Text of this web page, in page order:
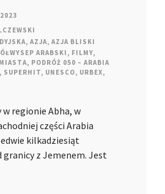
, AZJA, AZJA BLISKI
ARABSKI , FILMY,
MIASTA, PODRÓŻ 050 – ARABIA
, SUPERHIT, UNESCO, URBEX,
regionie Abha, w
części Arabia
kilkadziesiąt
z Jemenem. Jest